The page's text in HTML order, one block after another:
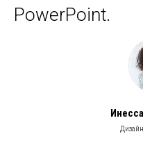
PowerPoint.